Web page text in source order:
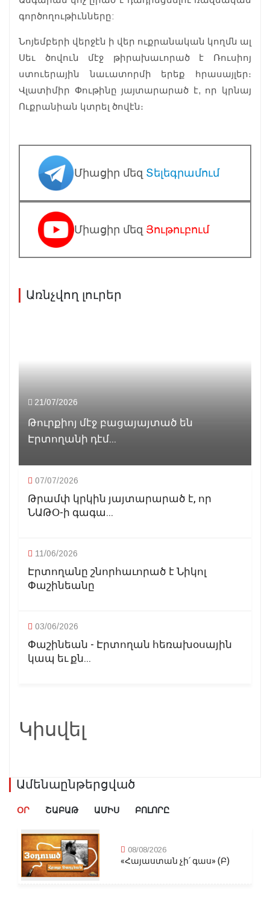
գործողութիւնները:
Նոյեմբերի վերջէն ի վեր ուքրանական կողմն ալ
Սեւ ծովուն մէջ թիրախաւորած է Ռուսիոյ
ստուերային նաւատորմի երեք հրասայլեր։
Վլատիմիր Փութինը յայտարարած է, որ կրնայ
Ուքրանիան կտրել ծովէն։
Միացիր մեզ Տելեգրամում
Միացիր մեզ Յութուբում
Առնչվող լուրեր
21/07/2026
Թուրքիոյ մէջ բացայայտած են
Էրտողանի դէմ...
07/07/2026
Թրամփ կրկին յայտարարած է, որ
ՆԱԹՕ-ի գագա...
11/06/2026
Էրտողանը շնորհաւորած է Նիկոլ
Փաշինեանը
03/06/2026
Փաշինեան - Էրտողան հեռախօսային
կապ եւ քն...
Կիսվել
Ամենաընթերցված
ՕՐ ՇԱԲԱԹ ԱՄԻՍ ԲՈԼՈՐԸ
08/08/2026
«Հայաստան չի՛ գաս» (Բ)